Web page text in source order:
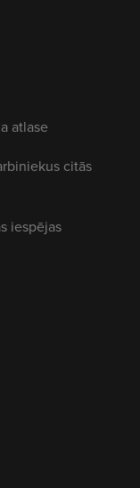
atlase
citās
iespējas